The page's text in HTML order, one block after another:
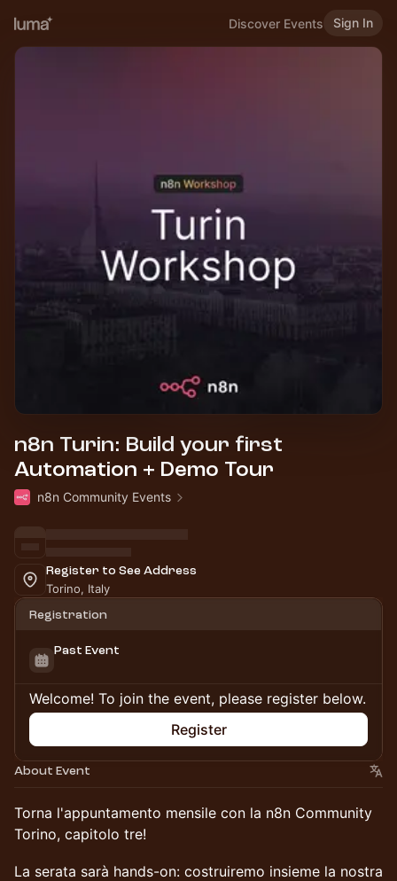
Discover Events Sign In
n8n Turin: Build your first
Automation + Demo Tour
n8n Community Events
Register to See Address
Torino, Italy
Registration
Past Event
Welcome! To join the event, please register below.
Register
About Event
Torna l'appuntamento mensile con la n8n Community
Torino, capitolo tre!
La serata sarà hands-on: costruiremo insieme la nostra